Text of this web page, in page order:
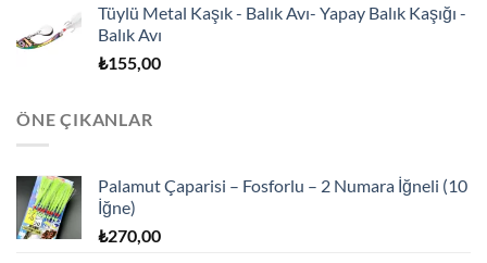
Tüylü Metal Kaşık - Balık Avı- Yapay Balık Kaşığı -
Balık Avı
₺155,00
ÖNE ÇIKANLAR
Palamut Çaparisi – Fosforlu – 2 Numara İğneli (10
İğne)
₺270,00